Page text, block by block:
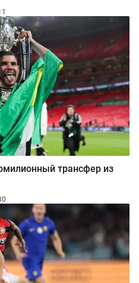
трансфер из